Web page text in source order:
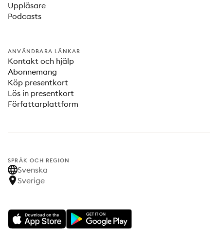
Uppläsare
Podcasts
ANVÄNDBARA LÄNKAR
Kontakt och hjälp
Abonnemang
Köp presentkort
Lös in presentkort
Författarplattform
SPRÅK OCH REGION
Svenska
Sverige